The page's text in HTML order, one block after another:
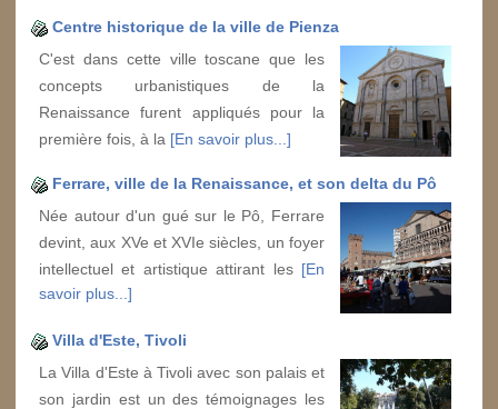
Centre historique de la ville de Pienza
C'est dans cette ville toscane que les
concepts urbanistiques de la
Renaissance furent appliqués pour la
première fois, à la [En savoir plus...]
Ferrare, ville de la Renaissance, et son delta du Pô
Née autour d'un gué sur le Pô, Ferrare
devint, aux XVe et XVIe siècles, un foyer
intellectuel et artistique attirant les [En
savoir plus...]
Villa d'Este, Tivoli
La Villa d'Este à Tivoli avec son palais et
son jardin est un des témoignages les